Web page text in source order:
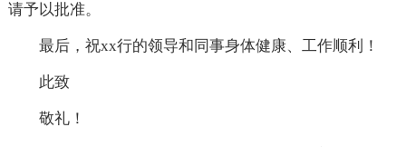
请予以批准。
最后，祝xx行的领导和同事身体健康、工作顺利！
此致
敬礼！